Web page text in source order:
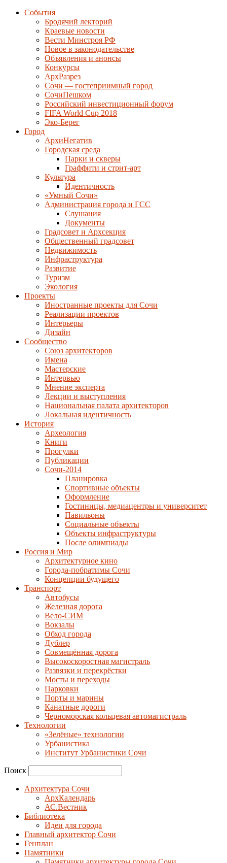
События
Бродячий лекторий
Краевые новости
Вести Минстроя РФ
Новое в законодательстве
Объявления и анонсы
Конкурсы
АрхРазрез
Сочи — гостеприимный город
СочиПешком
Российский инвестиционный форум
FIFA World Cup 2018
Эко-Берег
Город
АрхиНегатив
Городская среда
Парки и скверы
Граффити и стрит-арт
Культура
Идентичность
«Умный Сочи»
Администрация города и ГСС
Слушания
Документы
Градсовет и Архсекция
Общественный градсовет
Недвижимость
Инфраструктура
Развитие
Туризм
Экология
Проекты
Иностранные проекты для Сочи
Реализации проектов
Интерьеры
Дизайн
Сообщество
Союз архитекторов
Имена
Мастерские
Интервью
Мнение эксперта
Лекции и выступления
Национальная палата архитекторов
Локальная идентичность
История
Археология
Книги
Прогулки
Публикации
Сочи-2014
Планировка
Спортивные объекты
Оформление
Гостиницы, медиацентры и университет
Павильоны
Социальные объекты
Объекты инфраструктуры
После олимпиады
Россия и Мир
Архитектурное кино
Города-побратимы Сочи
Концепции будущего
Транспорт
Автобусы
Железная дорога
Вело-СИМ
Вокзалы
Обход города
Дублер
Совмещённая дорога
Высокоскоростная магистраль
Развязки и перекрёстки
Мосты и переходы
Парковки
Порты и марины
Канатные дороги
Черноморская кольцевая автомагистраль
Технологии
«Зелёные» технологии
Урбанистика
Институт Урбанистики Сочи
Поиск
Архитектура Сочи
АрхКалендарь
АС.Вестник
Библиотека
Идеи для города
Главный архитектор Сочи
Генплан
Памятники